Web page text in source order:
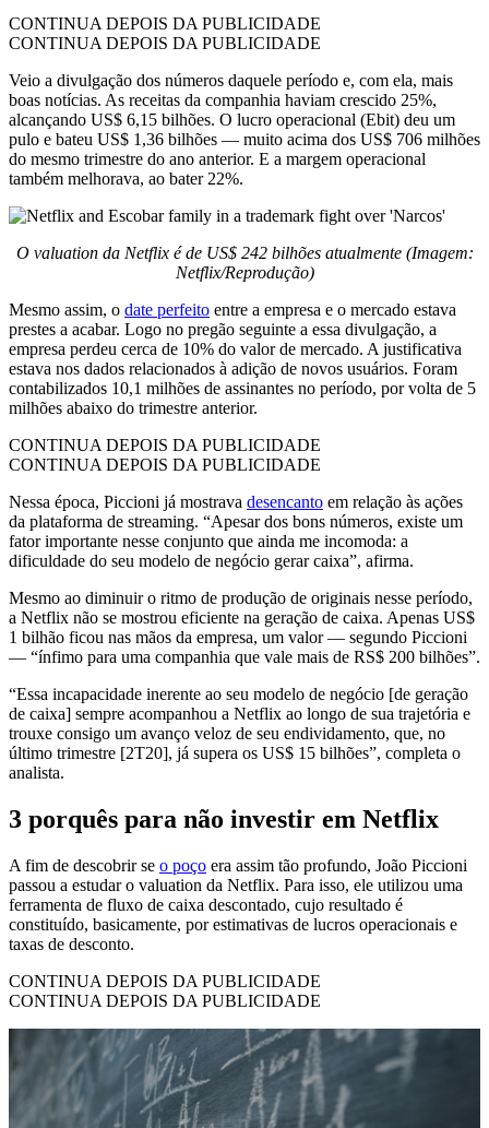
CONTINUA DEPOIS DA PUBLICIDADE
CONTINUA DEPOIS DA PUBLICIDADE
Veio a divulgação dos números daquele período e, com ela, mais
boas notícias. As receitas da companhia haviam crescido 25%,
alcançando US$ 6,15 bilhões. O lucro operacional (Ebit) deu um
pulo e bateu US$ 1,36 bilhões — muito acima dos US$ 706 milhões
do mesmo trimestre do ano anterior. E a margem operacional
também melhorava, ao bater 22%.
O valuation da Netflix é de US$ 242 bilhões atualmente (Imagem:
Netflix/Reprodução)
Mesmo assim, o date perfeito entre a empresa e o mercado estava
prestes a acabar. Logo no pregão seguinte a essa divulgação, a
empresa perdeu cerca de 10% do valor de mercado. A justificativa
estava nos dados relacionados à adição de novos usuários. Foram
contabilizados 10,1 milhões de assinantes no período, por volta de 5
milhões abaixo do trimestre anterior.
CONTINUA DEPOIS DA PUBLICIDADE
CONTINUA DEPOIS DA PUBLICIDADE
Nessa época, Piccioni já mostrava desencanto em relação às ações
da plataforma de streaming. “Apesar dos bons números, existe um
fator importante nesse conjunto que ainda me incomoda: a
dificuldade do seu modelo de negócio gerar caixa”, afirma.
Mesmo ao diminuir o ritmo de produção de originais nesse período,
a Netflix não se mostrou eficiente na geração de caixa. Apenas US$
1 bilhão ficou nas mãos da empresa, um valor — segundo Piccioni
— “ínfimo para uma companhia que vale mais de RS$ 200 bilhões”.
“Essa incapacidade inerente ao seu modelo de negócio [de geração
de caixa] sempre acompanhou a Netflix ao longo de sua trajetória e
trouxe consigo um avanço veloz de seu endividamento, que, no
último trimestre [2T20], já supera os US$ 15 bilhões”, completa o
analista.
3 porquês para não investir em Netflix
A fim de descobrir se o poço era assim tão profundo, João Piccioni
passou a estudar o valuation da Netflix. Para isso, ele utilizou uma
ferramenta de fluxo de caixa descontado, cujo resultado é
constituído, basicamente, por estimativas de lucros operacionais e
taxas de desconto.
CONTINUA DEPOIS DA PUBLICIDADE
CONTINUA DEPOIS DA PUBLICIDADE